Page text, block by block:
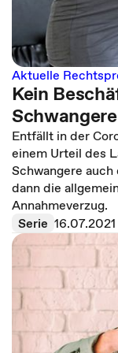
Aktuelle
Kein
Entfällt in der
einem Urteil des
Schwangere
dann die
Annahmeverzug.
Serie 16.07.2021